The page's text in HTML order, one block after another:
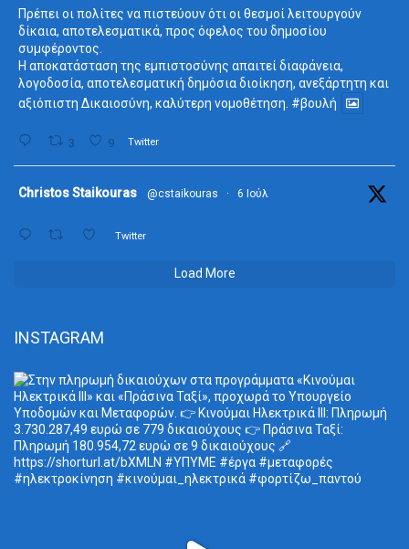
Πρέπει οι πολίτες να πιστεύουν ότι οι θεσμοί λειτουργούν
δίκαια, αποτελεσματικά, προς όφελος του δημοσίου
συμφέροντος.
Η αποκατάσταση της εμπιστοσύνης απαιτεί διαφάνεια,
λογοδοσία, αποτελεσματική δημόσια διοίκηση, ανεξάρτητη και
αξιόπιστη Δικαιοσύνη, καλύτερη νομοθέτηση. #βουλή
3 9 Twitter
Christos Staikouras @cstaikouras · 6 Ιούλ
Twitter
Load More
INSTAGRAM